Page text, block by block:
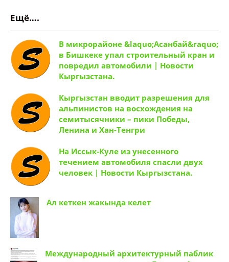
Ещё….
В микрорайоне &laquo;Асанбай&raquo;
в Бишкеке упал строительный кран и
повредил автомобили | Новости
Кыргызстана.
Кыргызстан вводит разрешения для
альпинистов на восхождения на
семитысячники – пики Победы,
Ленина и Хан-Тенгри
На Иссык-Куле из унесенного
течением автомобиля спасли двух
человек | Новости Кыргызстана.
Ал кеткен жакында келет
Международный архитектурный паблик